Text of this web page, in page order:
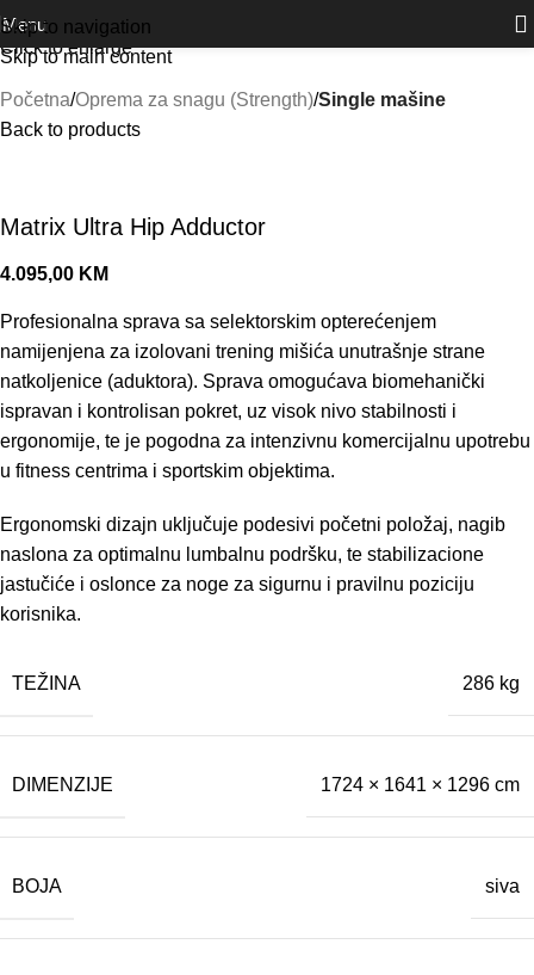
Skip to navigation
Skip to main content
Outlet
Menu
Click to enlarge
Početna Oprema za snagu (Strength) Single mašine
Back to products
Matrix Ultra Hip Adductor
4.095,00 KM
Profesionalna sprava sa selektorskim opterećenjem
namijenjena za izolovani trening mišića unutrašnje strane
natkoljenice (aduktora). Sprava omogućava biomehanički
ispravan i kontrolisan pokret, uz visok nivo stabilnosti i
ergonomije, te je pogodna za intenzivnu komercijalnu upotrebu
u fitness centrima i sportskim objektima.
Ergonomski dizajn uključuje podesivi početni položaj, nagib
naslona za optimalnu lumbalnu podršku, te stabilizacione
jastučiće i oslonce za noge za sigurnu i pravilnu poziciju
korisnika.
TEŽINA 286 kg
DIMENZIJE 1724 × 1641 × 1296 cm
BOJA siva